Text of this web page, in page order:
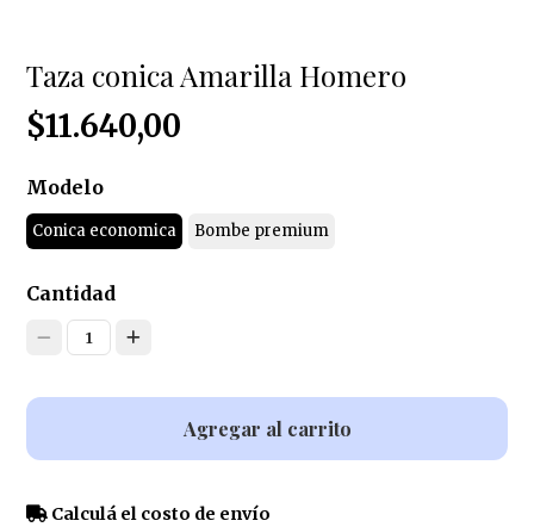
Taza conica Amarilla Homero
$11.640,00
Modelo
Conica economica Bombe premium
Cantidad
1
Agregar al carrito
Calculá el costo de envío